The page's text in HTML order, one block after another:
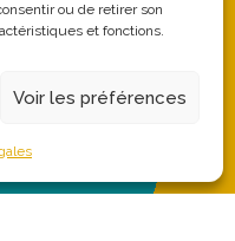
ou de retirer son
et fonctions.
Voir les préférences